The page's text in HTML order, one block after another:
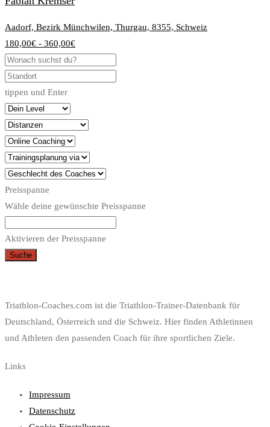
Aadorf, Bezirk Münchwilen, Thurgau, 8355, Schweiz
180,00€ - 360,00€
tippen und Enter
Preisspanne
Wähle deine gewünschte Preisspanne
Aktivieren der Preisspanne
Suche
Triathlon-Coaches.com ist die Triathlon-Trainer-Datenbank für
Deutschland, Österreich und die Schweiz. Hier finden Athletinnen
und Athleten den passenden Coach für ihre sportlichen Ziele.
Links
Impressum
Datenschutz